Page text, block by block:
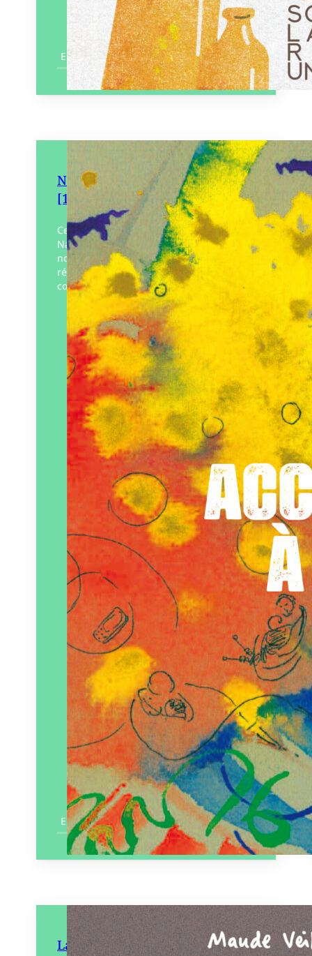
En savoir plus
Naître accoucher à Nantes
[1970-2025]
Cette histoire collective de la Maison de la
Naissance de Saint-Sébastien-sur-Loire
nous parle tout autant de la
réappropriation par les femmes de leur
corps que de l’état hautement…
Éditeur :
À la criée
Paru le 17/05/2025
En savoir plus
Last call les murènes